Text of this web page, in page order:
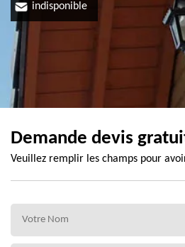
indisponible
Demande devis
Veuillez remplir les champs pour